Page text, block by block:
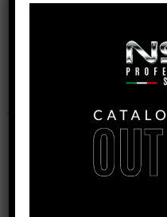
FORMULA
A.PROST LIVERY IL